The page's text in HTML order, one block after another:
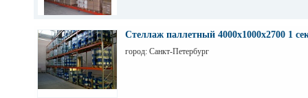
Стеллаж паллетный 4000х1000х2700 1
город: Санкт-Петербург